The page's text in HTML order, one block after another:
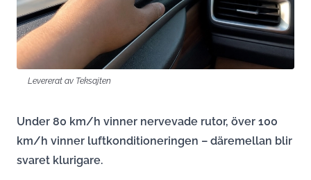
Levererat av Teksajten
Under 80 km/h vinner nervevade rutor, över 100
km/h vinner luftkonditioneringen – däremellan blir
svaret klurigare.